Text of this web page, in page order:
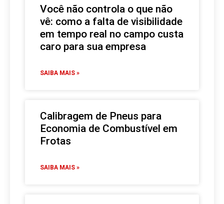
Você não controla o que não
vê: como a falta de visibilidade
em tempo real no campo custa
caro para sua empresa
SAIBA MAIS »
Calibragem de Pneus para
Economia de Combustível em
Frotas
SAIBA MAIS »